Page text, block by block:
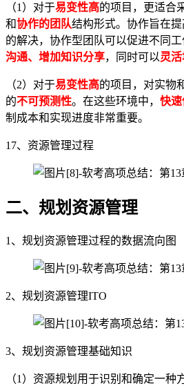
（1）对于易变性高的项目，更适合
和协作的团队结构形式。协作旨在
的解决，协作型团队可以促进不同
沟通、增加知识分享，同时可以灵
（2）对于易变性高的项目，对实物
的不可预测性。在这些环境中， 快速
制成本和实现进度非常重要。
17、资源管理过程
二、规划资源管理
1、规划资源管理过程的数据流向图
2、规划资源管理ITO
3、规划资源管理基础知识
（1）资源规划用于识别和确定一种